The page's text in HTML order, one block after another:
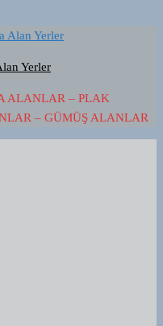
Yerler
ALANLAR – PLAK
– GÜMÜŞ ALANLAR